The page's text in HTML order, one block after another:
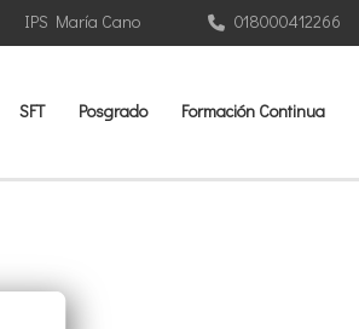
IPS María Cano 018000412266
SFT Posgrado Formación Continua